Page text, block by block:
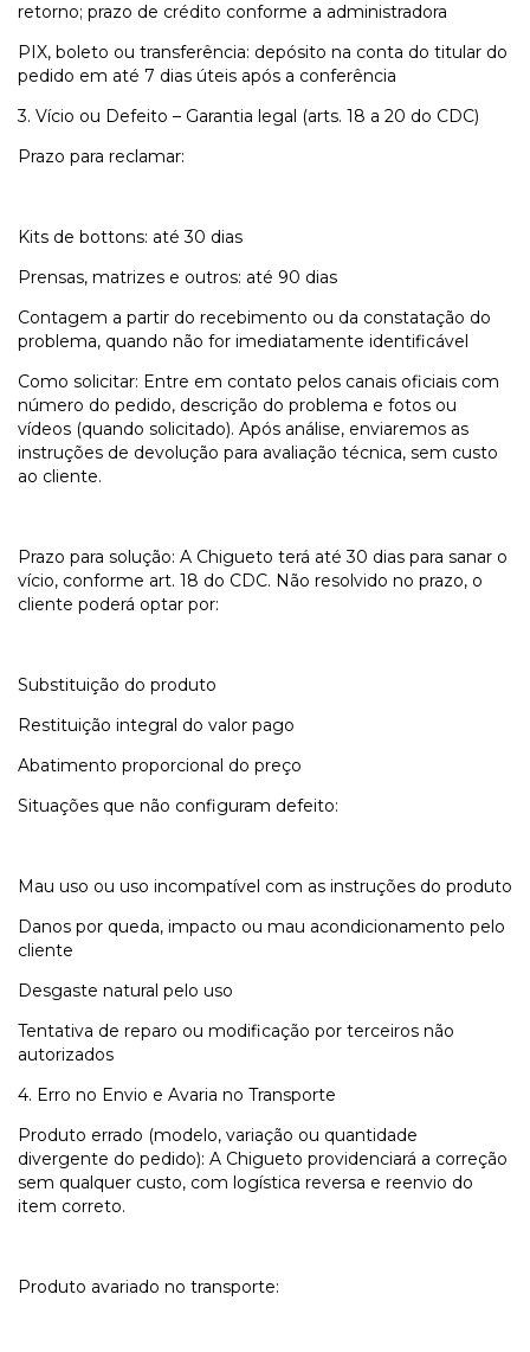
retorno; prazo de crédito conforme a administradora
PIX, boleto ou transferência: depósito na conta do titular do
pedido em até 7 dias úteis após a conferência
3. Vício ou Defeito – Garantia legal (arts. 18 a 20 do CDC)
Prazo para reclamar:
Kits de bottons: até 30 dias
Prensas, matrizes e outros: até 90 dias
Contagem a partir do recebimento ou da constatação do
problema, quando não for imediatamente identificável
Como solicitar: Entre em contato pelos canais oficiais com
número do pedido, descrição do problema e fotos ou
vídeos (quando solicitado). Após análise, enviaremos as
instruções de devolução para avaliação técnica, sem custo
ao cliente.
Prazo para solução: A Chigueto terá até 30 dias para sanar o
vício, conforme art. 18 do CDC. Não resolvido no prazo, o
cliente poderá optar por:
Substituição do produto
Restituição integral do valor pago
Abatimento proporcional do preço
Situações que não configuram defeito:
Mau uso ou uso incompatível com as instruções do produto
Danos por queda, impacto ou mau acondicionamento pelo
cliente
Desgaste natural pelo uso
Tentativa de reparo ou modificação por terceiros não
autorizados
4. Erro no Envio e Avaria no Transporte
Produto errado (modelo, variação ou quantidade
divergente do pedido): A Chigueto providenciará a correção
sem qualquer custo, com logística reversa e reenvio do
item correto.
Produto avariado no transporte: